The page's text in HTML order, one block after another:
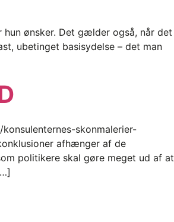
ønsker. Det gælder også, når det
ubetinget basisydelse – det man
skonmalerier-
afhænger af de
politikere skal gøre meget ud af at